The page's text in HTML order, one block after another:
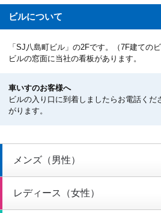
ビルについて
「SJ八島町ビル」の2Fです。（7F建てのビ
ビルの窓面に当社の看板があります。
車いすのお客様へ
ビルの入り口に到着しましたらお電話くだ
がります。
メンズ（男性）
レディース（女性）